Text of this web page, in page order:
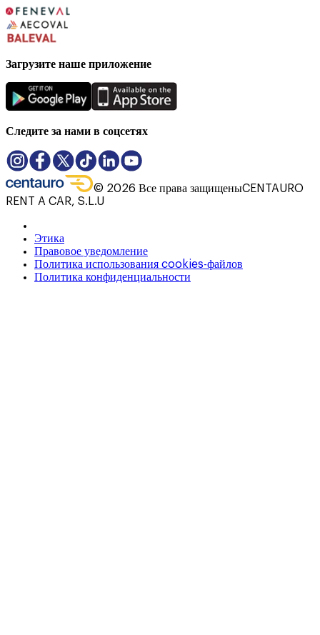
Загрузите наше приложение
Следите за нами в соцсетях
© 2026 Все права защищеныCENTAURO
RENT A CAR, S.L.U
Этика
Правовое уведомление
Политика использования cookies-файлов
Политика конфиденциальности